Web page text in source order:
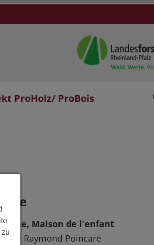
ProHolz/ ProBois
Lage
Maison de l'enfant
Rue Raymond Poincaré